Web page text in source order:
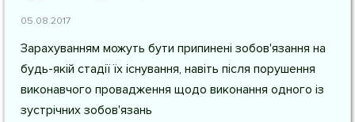
05.08.2017
Зарахуванням можуть бути припинені зобов'язання на
будь-якій стадії їх існування, навіть після порушення
виконавчого провадження щодо виконання одного із
зустрічних зобов'язань